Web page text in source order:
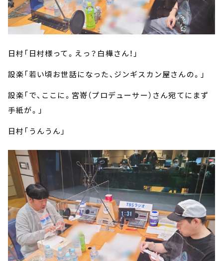
日村「日村様って。えっ？白樺さん！」
設楽「若い頃お世話になった、ジンギスカン屋さんの。」
設楽「で、ここに。宮嵜（プロデューサー）さん宛てにまず
手紙が。」
日村「うんうん」